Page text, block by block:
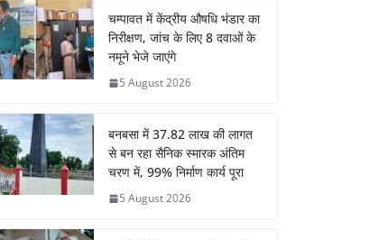
चम्पावत में केंद्रीय औषधि भंडार का
निरीक्षण, जांच के लिए 8 दवाओं के
नमूने भेजे जाएंगे
5 August 2026
बनबसा में 37.82 लाख की लागत
से बन रहा सैनिक स्मारक अंतिम
चरण में, 99% निर्माण कार्य पूरा
5 August 2026